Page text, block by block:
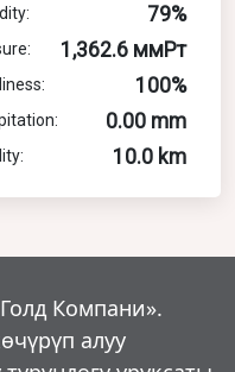
79%
1,362.6 ммРт
100%
0.00 mm
10.0 km
Компани».
алуу